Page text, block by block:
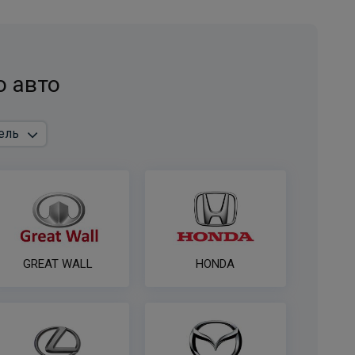
по запросу
реле WESTFALIA 7-пин
ПОД ЗАКАЗ ОТ 14 ДНЕЙ
по запросу
Комплект электрики фаркопа универсальный без
реле WESTFALIA 13-пин
авто
GREAT WALL HONDA